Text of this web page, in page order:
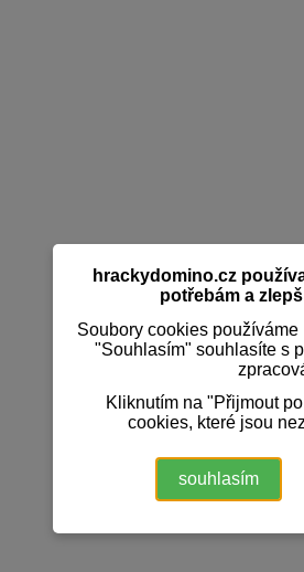
hrackydomino.cz
potřebám a
Soubory cookies
"Souhlasím" souhlasíte s
Kliknutím na "Přijmout
cookies, které jsou
souhlasím